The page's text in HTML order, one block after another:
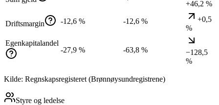
+46,2 %
Driftsmargin -12,6 % -12,6 %
+0,5
%
Egenkapitalandel
-27,9 %
-63,8 %
−128,5
%
Kilde: Regnskapsregisteret (Brønnøysundregistrene)
Styre og ledelse